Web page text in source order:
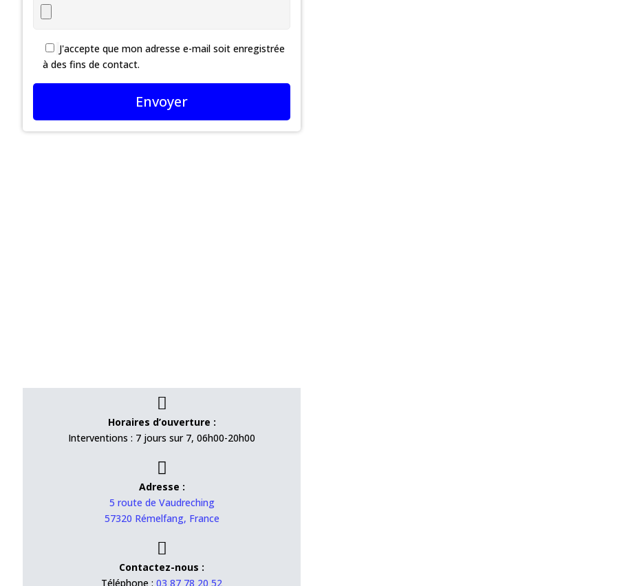
J'accepte que mon adresse e-mail soit enregistrée
à des fins de contact.
Envoyer

Horaires d’ouverture :
Interventions : 7 jours sur 7, 06h00-20h00

Adresse :
5 route de Vaudreching
57320 Rémelfang, France

Contactez-nous :
Téléphone : 03 87 78 20 52